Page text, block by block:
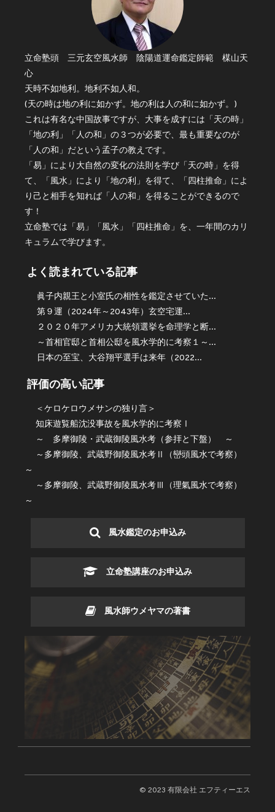
立命塾頭 三元玄空風水師 陰陽道運命鑑定師範 楳山天
心
天時不如地利。地利不如人和。
(天の時は地の利に如かず。地の利は人の和に如かず。)
これは有名な中国故事ですが、大事を成すには「天の時」
「地の利」「人の和」の３つが必要で、最も重要なのが
「人の和」だという孟子の教えです。
「易」により大自然の変化の法則を学び「天の時」を得
て、「風水」により「地の利」を得て、「四柱推命」によ
り己と相手を知れば「人の和」を得ることができるので
す！
立命塾では「易」「風水」「四柱推命」を、一年間のカリ
キュラムで学びます。
よく読まれている記事
眞子内親王と小室氏の相性を鑑定させていた...
第９運（2024年～2043年）玄空宅運...
２０２０年アメリカ大統領選挙を命理学と断...
～首相官邸と首相公邸を風水学的に考察１～...
日本の至宝、大谷翔平選手は来年（2022...
評価の高い記事
＜ケロケロウメサンの独り言＞
知床遊覧船沈没事故を風水学的に考察Ⅰ
～ 多摩御陵・武蔵御陵風水考（参拝と下盤） ～
～多摩御陵、武蔵野御陵風水考Ⅱ（巒頭風水で考察）
～
～多摩御陵、武蔵野御陵風水考Ⅲ（理氣風水で考察）
～
風水鑑定のお申込み
立命塾講座のお申込み
風水師ウメヤマの著書
© 2023 有限会社 エフティーエス